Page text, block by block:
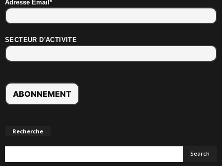
Adresse Email*
SECTEUR D'ACTIVITE
Recherche